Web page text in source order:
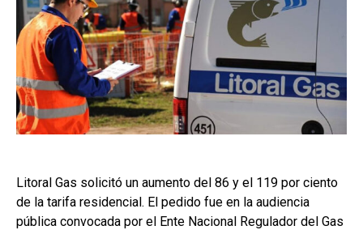
Litoral Gas solicitó un aumento del 86 y el 119 por ciento
de la tarifa residencial. El pedido fue en la audiencia
pública convocada por el Ente Nacional Regulador del Gas